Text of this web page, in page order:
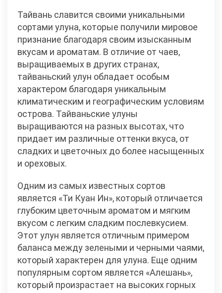
Тайвань славится своими уникальными
сортами улуна, которые получили мировое
признание благодаря своим изысканным
вкусам и ароматам. В отличие от чаев,
выращиваемых в других странах,
тайваньский улун обладает особым
характером благодаря уникальным
климатическим и географическим условиям
острова. Тайваньские улуны
выращиваются на разных высотах, что
придает им различные оттенки вкуса, от
сладких и цветочных до более насыщенных
и ореховых.
Одним из самых известных сортов
является «Ти Куан Ин», который отличается
глубоким цветочным ароматом и мягким
вкусом с легким сладким послевкусием.
Этот улун является отличным примером
баланса между зелеными и черными чаями,
который характерен для улуна. Еще одним
популярным сортом является «Алешань»,
который произрастает на высоких горных